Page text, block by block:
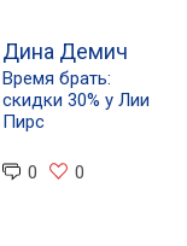
Дина Демич
Время брать:
скидки 30% у Лии
Пирс
0 0